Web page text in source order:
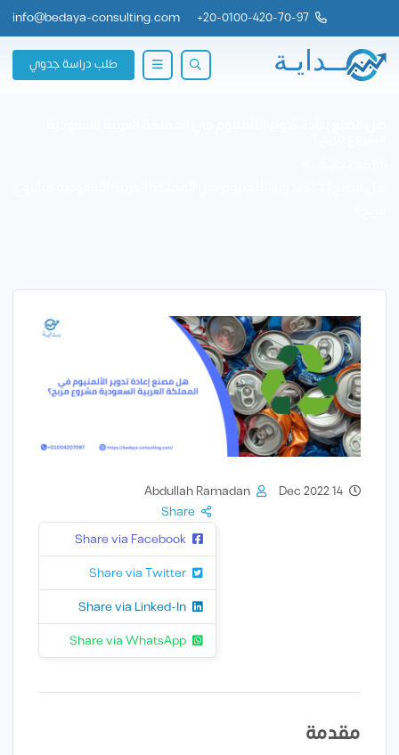
20-0100-420-70-97
+
info@bedaya-consulting.com
طلب دراسة جدوي
14 Dec 2022
Abdullah Ramadan
Share
Share via Facebook
Share via Twitter
Share via Linked-In
Share via WhatsApp
مقدمة